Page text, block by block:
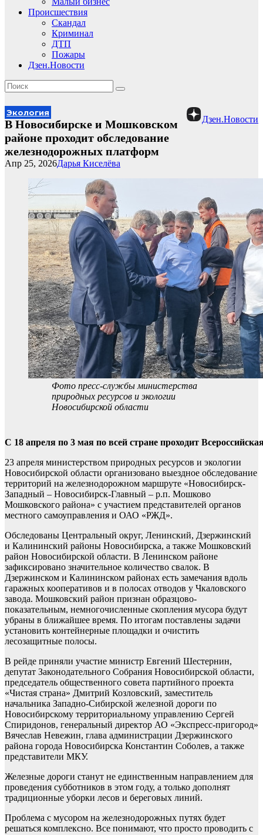
Происшествия
Скандал
Криминал
ДТП
Пожары
Дзен.Новости
Дзен.Новости
Экология
В Новосибирске и Мошковском
районе проходит обследование
железнодорожных платформ
Дарья Киселёва
Апр 25, 2026
Фото пресс-службы министерства
природных ресурсов и экологии
Новосибирской области
С 18 апреля по 3 мая по всей стране проходит
23 апреля министерством природных ресурсов и экологии
Новосибирской области организовано выездное обследование
территорий на железнодорожном маршруте «Новосибирск-
Западный – Новосибирск-Главный – р.п. Мошково
Мошковского района» с участием представителей органов
местного самоуправления и ОАО «РЖД».
Обследованы Центральный округ, Ленинский, Дзержинский
и Калининский районы Новосибирска, а также Мошковский
район Новосибирской области. В Ленинском районе
зафиксировано значительное количество свалок. В
Дзержинском и Калининском районах есть замечания вдоль
гаражных кооперативов и в полосах отводов у Чкаловского
завода. Мошковский район признан образцово-
показательным, немногочисленные скопления мусора будут
убраны в ближайшее время. По итогам поставлены задачи
установить контейнерные площадки и очистить
лесозащитные полосы.
В рейде приняли участие министр Евгений Шестернин,
депутат Законодательного Собрания Новосибирской области,
председатель общественного совета партийного проекта
«Чистая страна» Дмитрий Козловский, заместитель
начальника Западно-Сибирской железной дороги по
Новосибирскому территориальному управлению Сергей
Спиридонов, генеральный директор АО «Экспресс-пригород»
Вячеслав Невежин, глава администрации Дзержинского
района города Новосибирска Константин Соболев, а также
представители МКУ.
Железные дороги станут не единственным направлением для
проведения субботников в этом году, а только дополнят
традиционные уборки лесов и береговых линий.
Проблема с мусором на железнодорожных путях будет
решаться комплексно. Все понимают, что просто проводить с